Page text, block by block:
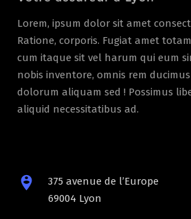
Lorem, ipsum dolor sit amet
Ratione, corporis. Fugiat amet
cum itaque sit vel harum qui eum
nobis inventore, omnis rem
dolorum aliquam sed ! Possimus
aliquid necessitatibus ad.
375 avenue de l’Europe
69004 Lyon